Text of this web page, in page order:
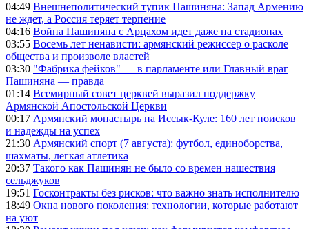
04:49 Внешнеполитический тупик Пашиняна: Запад Армению
не ждет, а Россия теряет терпение
04:16 Война Пашиняна с Арцахом идет даже на стадионах
03:55 Восемь лет ненависти: армянский режиссер о расколе
общества и произволе властей
03:30 "Фабрика фейков" — в парламенте или Главный враг
Пашиняна — правда
01:14 Всемирный совет церквей выразил поддержку
Армянской Апостольской Церкви
00:17 Армянский монастырь на Иссык-Куле: 160 лет поисков
и надежды на успех
21:30 Армянский спорт (7 августа): футбол, единоборства,
шахматы, легкая атлетика
20:37 Такого как Пашинян не было со времен нашествия
сельджуков
19:51 Госконтракты без рисков: что важно знать исполнителю
18:49 Окна нового поколения: технологии, которые работают
на уют